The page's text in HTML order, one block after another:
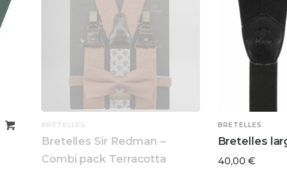
BRETELLES
Bretelles Sir Redman –
Combi pack Terracotta
BRETELLES
Bretelles
40,00 €